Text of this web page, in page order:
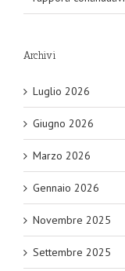
Archivi
Luglio 2026
Giugno 2026
Marzo 2026
Gennaio 2026
Novembre 2025
Settembre 2025